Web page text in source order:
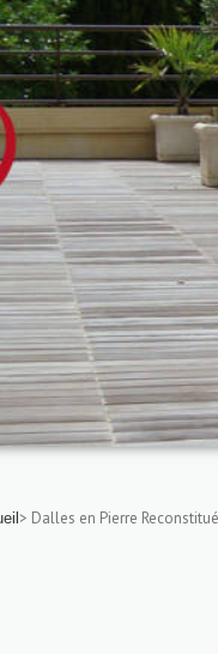
> Dalles en Pierre